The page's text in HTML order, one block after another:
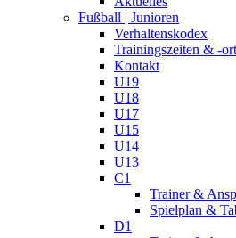
Fußball | Junioren
Verhaltenskodex
Trainingszeiten & -ort
Kontakt
U19
U18
U17
U15
U14
U13
C1
Trainer &
Spielplan &
D1